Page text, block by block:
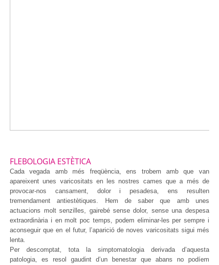
FLEBOLOGIA ESTÈTICA
Cada vegada amb més freqüència, ens trobem amb que van
apareixent unes varicositats en les nostres cames que a més de
provocar-nos cansament, dolor i pesadesa, ens resulten
tremendament antiestètiques. Hem de saber que amb unes
actuacions molt senzilles, gairebé sense dolor, sense una despesa
extraordinària i en molt poc temps, podem eliminar-les per sempre i
aconseguir que en el futur, l’aparició de noves varicositats sigui més
lenta.
Per descomptat, tota la simptomatologia derivada d’aquesta
patologia, es resol gaudint d’un benestar que abans no podíem